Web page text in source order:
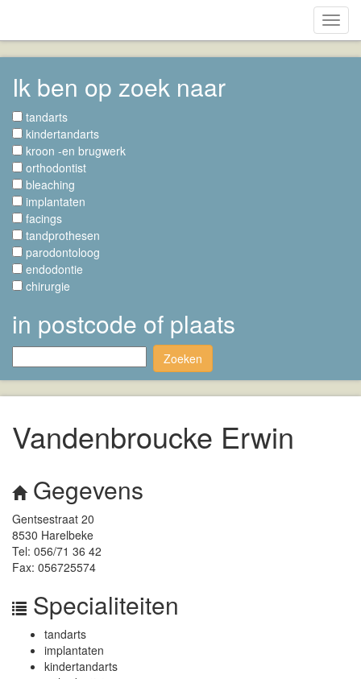
Ik ben op zoek naar
tandarts
kindertandarts
kroon -en brugwerk
orthodontist
bleaching
implantaten
facings
tandprothesen
parodontoloog
endodontie
chirurgie
in postcode of plaats
Zoeken
Vandenbroucke Erwin
Gegevens
Gentsestraat 20
8530 Harelbeke
Tel: 056/71 36 42
Fax: 056725574
Specialiteiten
tandarts
implantaten
kindertandarts